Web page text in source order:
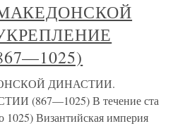
ДИНАСТИИ.
(867—1025) В течение ста
1025) Византийская империя